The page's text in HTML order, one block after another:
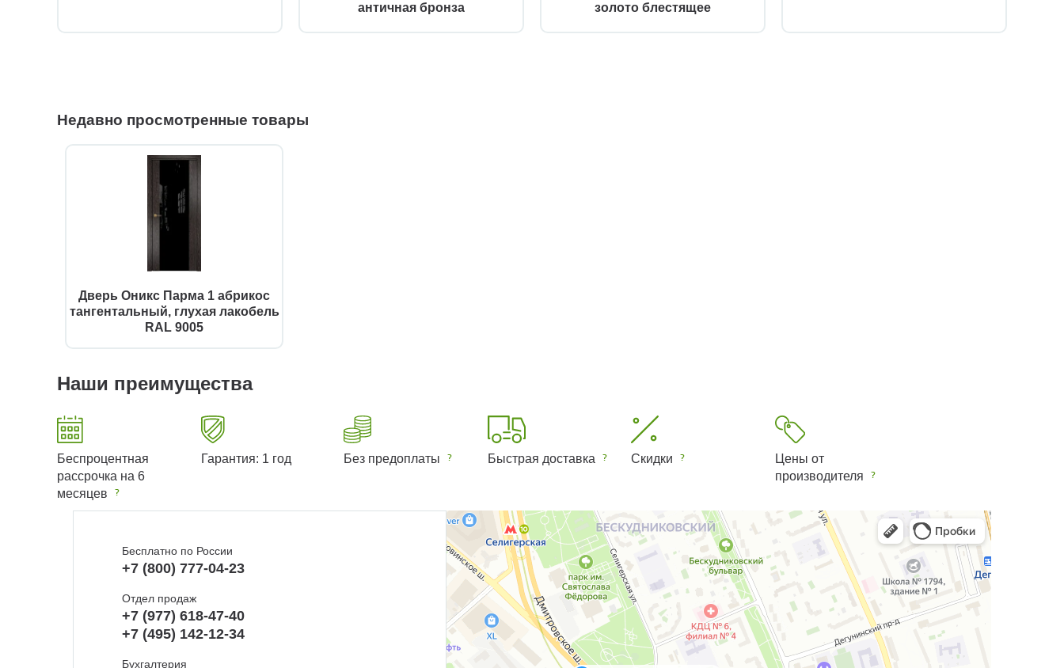
античная бронза
золото блестящее
Недавно просмотренные товары
Дверь Оникс Парма 1 абрикос
тангентальный, глухая лакобель
RAL 9005
Наши преимущества
Беспроцентная
рассрочка на 6
месяцев
Гарантия: 1 год Без предоплаты Быстрая доставка Скидки
Цены от
производителя
Бесплатно по России
+7 (800) 777-04-23
Отдел продаж
+7 (977) 618-47-40
+7 (495) 142-12-34
Бухгалтерия